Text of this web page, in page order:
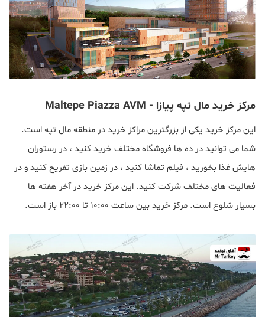
مرکز خرید مال تپه پیازا - Maltepe Piazza AVM
این مرکز خرید یکی از بزرگترین مراکز خرید در منطقه مال تپه است.
شما می توانید در ده ها فروشگاه مختلف خرید کنید ، در رستوران
هایش غذا بخورید ، فیلم تماشا کنید ، در زمین بازی تفریح کنید و در
فعالیت های مختلف شرکت کنید. این مرکز خرید در آخر هفته ها
بسیار شلوغ است. مرکز خرید بین ساعت ۱۰:۰۰ تا ۲۲:۰۰ باز است.